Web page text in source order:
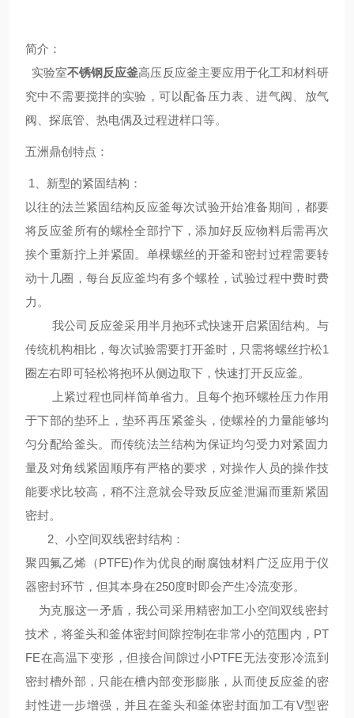
简介 ：
实验室不锈钢反应釜高压反应釜主要应用于化工和材料研
究中不需要搅拌的实验，可以配备压力表、进气阀、放气
阀、探底管、热电偶及过程进样口等。
五洲鼎创 特点 ：
1、新型的紧固结构：
以往的法兰紧固结构反应釜每次试验开始准备期间，都要
将反应釜所有的螺栓全部拧下，添加好反应物料后需再次
挨个重新拧上并紧固。单棵螺丝的开釜和密封过程需要转
动十几圈，每台反应釜均有多个螺栓，试验过程中费时费
力。
我公司反应釜采用半月抱环式快速开启紧固结构。与
传统机构相比，每次试验需要打开釜时，只需将螺丝拧松1
圈左右即可轻松将抱环从侧边取下，快速打开反应釜。
上紧过程也同样简单省力。且每个抱环螺栓压力作用
于下部的垫环上，垫环再压紧釜头，使螺栓的力量能够均
匀分配给釜头。而传统法兰结构为保证均匀受力对紧固力
量及对角线紧固顺序有严格的要求，对操作人员的操作技
能要求比较高，稍不注意就会导致反应釜泄漏而重新紧固
密封。
2、 小空间双线密封结构 ：
聚四氟乙烯（PTFE)作为优良的耐腐蚀材料广泛应用于仪
器密封环节，但其本身在250度时即会产生冷流变形。
为克服这一矛盾，我公司采用精密加工小空间双线密封
技术，将釜头和釜体密封间隙控制在非常小的范围内，PT
FE在高温下变形，但接合间隙过小PTFE无法变形冷流到
密封槽外部，只能在槽内部变形膨胀，从而使反应釜的密
封性进一步增强，并且在釜头和釜体密封面加工有V型密